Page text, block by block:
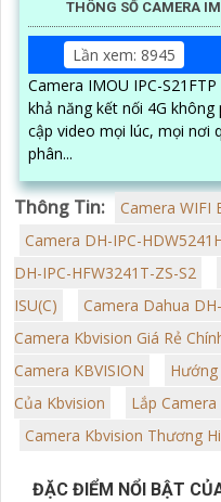
THÔNG SỐ CAMERA
Lần xem: 8945
Camera IMOU IPC-
khả năng kết nối 4G
cập video mọi lúc, mọi nơi
phân...
Thông Tin:
Camera WIFI
Camera DH-IPC-
DH-IPC-HFW3241T-ZS-S2
ISU(C)
Camera Dahua
Camera Kbvision Giá Rẻ
Camera KBVISION
Của Kbvision
Lắp
Camera Kbvision Thương
ĐẶC ĐIỂM NỔI BẬT